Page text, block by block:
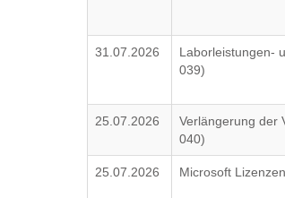
31.07.2026
Laborleistungen-
039)
25.07.2026
Verlängerung der
040)
25.07.2026 Microsoft